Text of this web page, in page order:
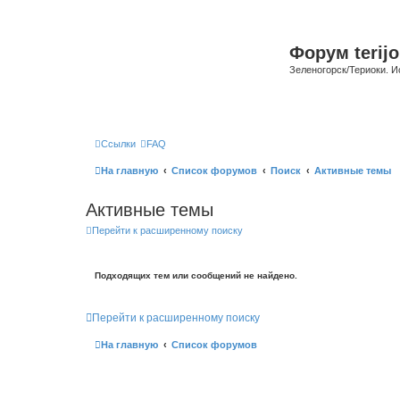
Форум
Зеленогорск/Териоки.
Ссылки FAQ
На главную Список форумов Поиск Активные темы
Активные темы
Перейти к расширенному поиску
Подходящих тем или сообщений не найдено.
Перейти к расширенному поиску
На главную Список форумов